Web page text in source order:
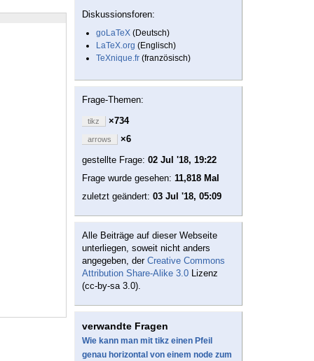
Diskussionsforen:
goLaTeX (Deutsch)
LaTeX.org (Englisch)
TeXnique.fr (französisch)
Frage-Themen:
tikz ×734
arrows
×6
gestellte Frage: 02 Jul '18, 19:22
Frage wurde gesehen: 11,818 Mal
zuletzt geändert: 03 Jul '18, 05:09
Alle Beiträge auf dieser Webseite
unterliegen, soweit nicht anders
angegeben, der Creative Commons
Attribution Share-Alike 3.0 Lizenz
(cc-by-sa 3.0).
verwandte Fragen
Wie kann man mit tikz einen Pfeil
genau horizontal von einem node zum